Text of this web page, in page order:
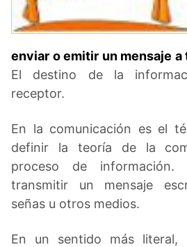
enviar o emitir un mensaje a
El destino de la
receptor.
En la comunicación es el
definir la teoría de la
proceso de información.
transmitir un mensaje
señas u otros medios.
En un sentido más literal,